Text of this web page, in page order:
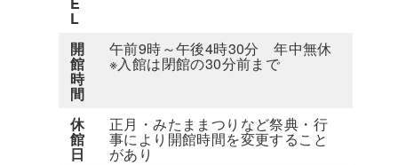
L
開
館
時
間
午前9時～午後4時30分 年中無休
※入館は閉館の30分前まで
休
館
日
正月・みたままつりなど祭典・行
事により開館時間を変更すること
があり